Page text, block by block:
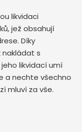
likvidaci
jež obsahují
Díky
nakládat s
likvidací umí
a nechte všechno
mluví za vše.